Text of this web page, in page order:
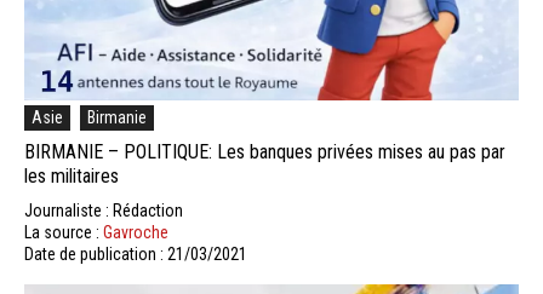
Asie Birmanie
BIRMANIE – POLITIQUE: Les banques privées mises au pas par
les militaires
Journaliste : Rédaction
La source : Gavroche
Date de publication : 21/03/2021